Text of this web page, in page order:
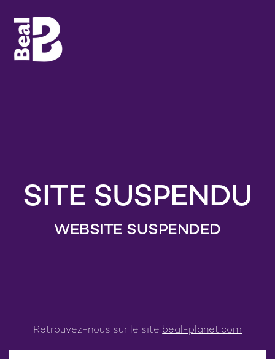
SITE SUSPENDU
WEBSITE SUSPENDED
Retrouvez-nous sur le site beal-planet.com